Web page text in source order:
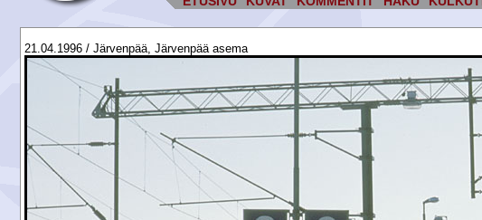
21.04.1996 / Järvenpää, Järvenpää asema